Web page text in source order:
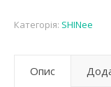
Категорія: SHINee
Опис